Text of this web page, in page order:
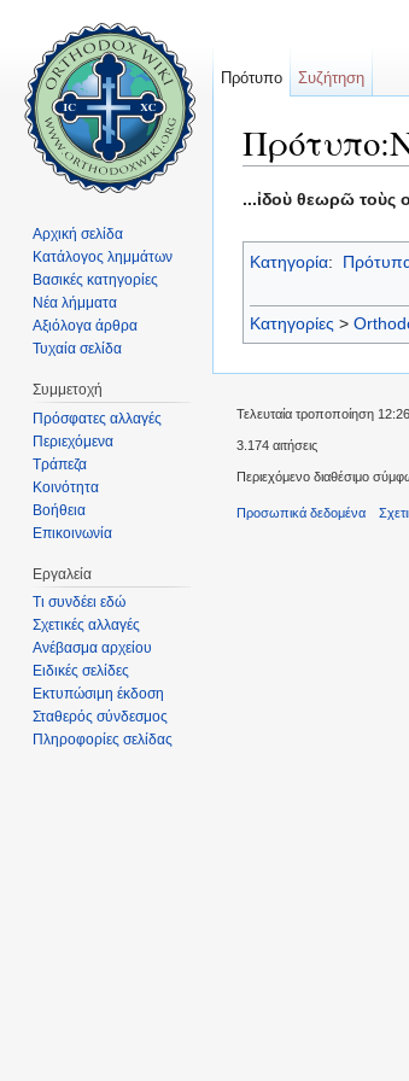
...ἰδοὺ θεωρῶ τοὺς
Κατηγορία:
Κατηγορίες >
Πρότυπο Συζήτηση
Αρχική σελίδα
Κατάλογος λημμάτων
Βασικές κατηγορίες
Νέα λήμματα
Αξιόλογα άρθρα
Τυχαία σελίδα
Συμμετοχή
Πρόσφατες αλλαγές
Περιεχόμενα
Τράπεζα
Κοινότητα
Βοήθεια
Επικοινωνία
Εργαλεία
Τι συνδέει εδώ
Σχετικές αλλαγές
Ανέβασμα αρχείου
Ειδικές σελίδες
Εκτυπώσιμη έκδοση
Σταθερός σύνδεσμος
Πληροφορίες σελίδας
Τελευταία τροποποίηση
3.174 αιτήσεις
Περιεχόμενο διαθέσιμο
Προσωπικά δεδομένα